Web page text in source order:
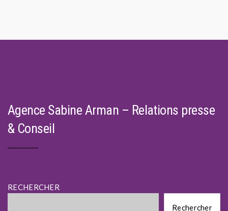
Agence Sabine Arman – Relations presse
& Conseil
RECHERCHER
Rechercher